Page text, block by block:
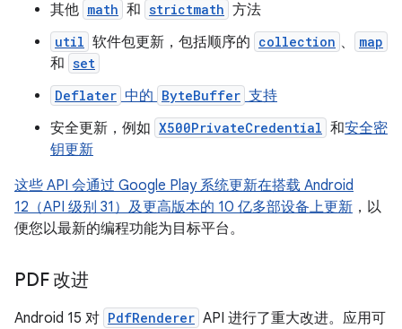
其他 math 和 strictmath 方法
util 软件包更新，包括顺序的 collection 、 map
和 set
Deflater 中的 ByteBuffer 支持
安全更新，例如 X500PrivateCredential 和安全密
钥更新
这些 API 会通过 Google Play 系统更新在搭载 Android
12（API 级别 31）及更高版本的 10 亿多部设备上更新 ，以
便您以最新的编程功能为目标平台。
PDF 改进
Android 15 对 PdfRenderer API 进行了重大改进。应用可